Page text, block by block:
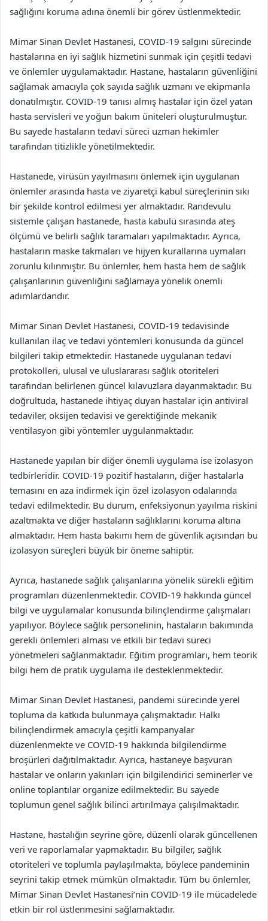
sağlığını koruma adına önemli bir görev üstlenmektedir.
Mimar Sinan Devlet Hastanesi, COVID-19 salgını sürecinde
hastalarına en iyi sağlık hizmetini sunmak için çeşitli tedavi
ve önlemler uygulamaktadır. Hastane, hastaların güvenliğini
sağlamak amacıyla çok sayıda sağlık uzmanı ve ekipmanla
donatılmıştır. COVID-19 tanısı almış hastalar için özel yatan
hasta servisleri ve yoğun bakım üniteleri oluşturulmuştur.
Bu sayede hastaların tedavi süreci uzman hekimler
tarafından titizlikle yönetilmektedir.
Hastanede, virüsün yayılmasını önlemek için uygulanan
önlemler arasında hasta ve ziyaretçi kabul süreçlerinin sıkı
bir şekilde kontrol edilmesi yer almaktadır. Randevulu
sistemle çalışan hastanede, hasta kabulü sırasında ateş
ölçümü ve belirli sağlık taramaları yapılmaktadır. Ayrıca,
hastaların maske takmaları ve hijyen kurallarına uymaları
zorunlu kılınmıştır. Bu önlemler, hem hasta hem de sağlık
çalışanlarının güvenliğini sağlamaya yönelik önemli
adımlardandır.
Mimar Sinan Devlet Hastanesi, COVID-19 tedavisinde
kullanılan ilaç ve tedavi yöntemleri konusunda da güncel
bilgileri takip etmektedir. Hastanede uygulanan tedavi
protokolleri, ulusal ve uluslararası sağlık otoriteleri
tarafından belirlenen güncel kılavuzlara dayanmaktadır. Bu
doğrultuda, hastanede ihtiyaç duyan hastalar için antiviral
tedaviler, oksijen tedavisi ve gerektiğinde mekanik
ventilasyon gibi yöntemler uygulanmaktadır.
Hastanede yapılan bir diğer önemli uygulama ise izolasyon
tedbirleridir. COVID-19 pozitif hastaların, diğer hastalarla
temasını en aza indirmek için özel izolasyon odalarında
tedavi edilmektedir. Bu durum, enfeksiyonun yayılma riskini
azaltmakta ve diğer hastaların sağlıklarını koruma altına
almaktadır. Hem hasta bakımı hem de güvenlik açısından bu
izolasyon süreçleri büyük bir öneme sahiptir.
Ayrıca, hastanede sağlık çalışanlarına yönelik sürekli eğitim
programları düzenlenmektedir. COVID-19 hakkında güncel
bilgi ve uygulamalar konusunda bilinçlendirme çalışmaları
yapılıyor. Böylece sağlık personelinin, hastaların bakımında
gerekli önlemleri alması ve etkili bir tedavi süreci
yönetmeleri sağlanmaktadır. Eğitim programları, hem teorik
bilgi hem de pratik uygulama ile desteklenmektedir.
Mimar Sinan Devlet Hastanesi, pandemi sürecinde yerel
topluma da katkıda bulunmaya çalışmaktadır. Halkı
bilinçlendirmek amacıyla çeşitli kampanyalar
düzenlenmekte ve COVID-19 hakkında bilgilendirme
broşürleri dağıtılmaktadır. Ayrıca, hastaneye başvuran
hastalar ve onların yakınları için bilgilendirici seminerler ve
online toplantılar organize edilmektedir. Bu sayede
toplumun genel sağlık bilinci artırılmaya çalışılmaktadır.
Hastane, hastalığın seyrine göre, düzenli olarak güncellenen
veri ve raporlamalar yapmaktadır. Bu bilgiler, sağlık
otoriteleri ve toplumla paylaşılmakta, böylece pandeminin
seyrini takip etmek mümkün olmaktadır. Tüm bu önlemler,
Mimar Sinan Devlet Hastanesi’nin COVID-19 ile mücadelede
etkin bir rol üstlenmesini sağlamaktadır.